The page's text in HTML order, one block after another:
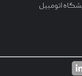
اتومبیل